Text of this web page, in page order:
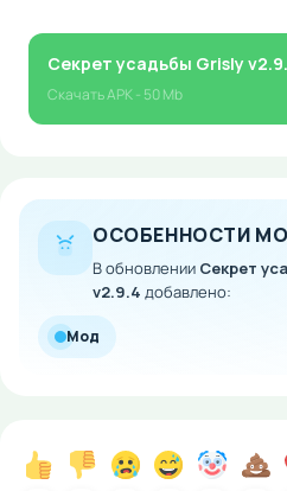
Секрет усадьбы Grisly
СкачатьAPK- 50 Mb
ОСОБЕННОСТИ
В обновлении Секрет
v2.9.4 добавлено:
Мод